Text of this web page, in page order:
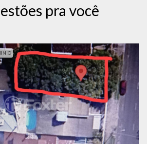
pra você